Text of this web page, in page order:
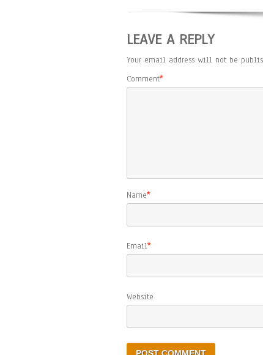
LEAVE A REPLY
Your email address will not be
Comment*
Name*
Email*
Website